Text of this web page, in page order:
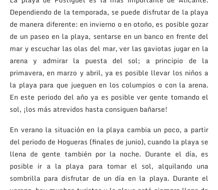
Dependiendo de la temporada, se puede disfrutar de la playa
de manera diferente: en invierno o en otoño, es posible gozar
de un paseo en la playa, sentarse en un banco en frente del
mar y escuchar las olas del mar, ver las gaviotas jugar en la
arena y admirar la puesta del sol; a principio de la
primavera, en marzo y abril, ya es posible llevar los niños a
la playa para que jueguen en los columpios o con la arena.
En este periodo del año ya es posible ver gente tomando el
sol, ¡los más atrevidos hasta consiguen bañarse!
En verano la situación en la playa cambia un poco, a partir
del periodo de Hogueras (finales de junio), cuando la playa se
llena de gente también por la noche. Durante el día, es
posible ir a la playa para tomar el sol, alquilando una
sombrilla para disfrutar de un día en la playa. Durante el